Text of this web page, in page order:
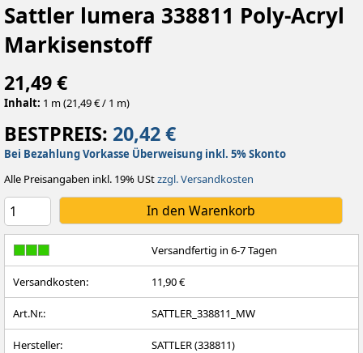
Sattler lumera 338811 Poly-Acryl
Markisenstoff
21,49 €
Inhalt: 1 m (21,49 € / 1 m)
BESTPREIS: 20,42 €
Bei Bezahlung Vorkasse Überweisung inkl. 5% Skonto
Alle Preisangaben inkl. 19% UStzzgl. Versandkosten
Versandfertig in 6-7 Tagen
Versandkosten: 11,90 €
Art.Nr.: SATTLER_338811_MW
Hersteller: SATTLER (338811)